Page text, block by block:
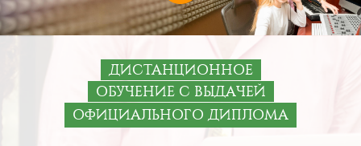
ДИСТАНЦИОННОЕ
ОБУЧЕНИЕ С ВЫДАЧЕЙ
ОФИЦИАЛЬНОГО ДИПЛОМА